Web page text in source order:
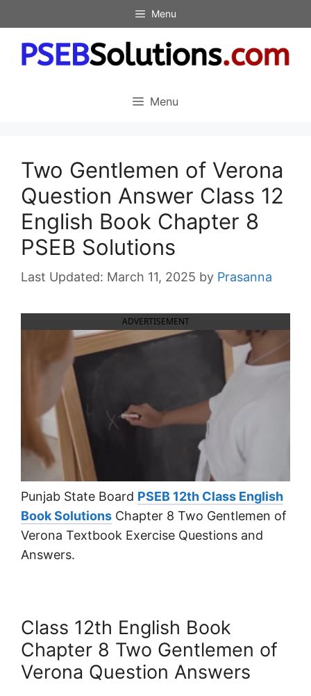
to
content
Menu
Menu
Two Gentlemen of Verona
Question Answer Class 12
English Book Chapter 8
PSEB Solutions
March 11, 2025 by Prasanna
ADVERTISEMENT
Punjab State Board PSEB 12th Class English
Book Solutions Chapter 8 Two Gentlemen of
Verona Textbook Exercise Questions and
Answers.
Class 12th English Book
Chapter 8 Two Gentlemen of
Verona Question Answers